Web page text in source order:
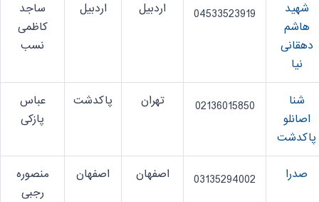
شهید
هاشم
دهقانی
نیا
04533523919 اردبیل اردبیل
ساجد
کاظمی
نسب
شنا
اصانلو
پاکدشت
02136015850 تهران پاکدشت
عباس
پازکی
صدرا 03135294002 اصفهان اصفهان
منصوره
رجبی